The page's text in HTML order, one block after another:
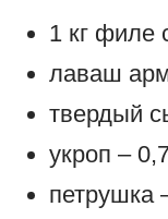
1 кг филе
лаваш
твердый
укроп –
петрушка